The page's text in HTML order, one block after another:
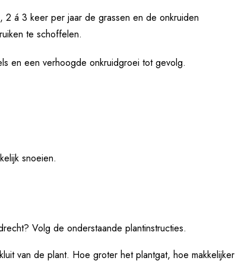
2 á 3 keer per jaar de grassen en de onkruiden
te schoffelen.
en een verhoogde onkruidgroei tot gevolg.
snoeien.
Volg de onderstaande plantinstructies.
van de plant. Hoe groter het plantgat, hoe makkelijker